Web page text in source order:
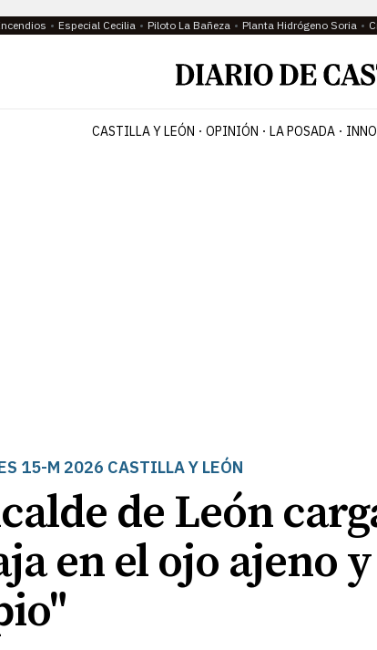
Especial Cecilia Piloto La Bañeza Planta Hidrógeno Soria
CASTILLA Y LEÓN OPINIÓN LA POSADA
15-M 2026 CASTILLA Y LEÓN
de León
en el ojo ajeno